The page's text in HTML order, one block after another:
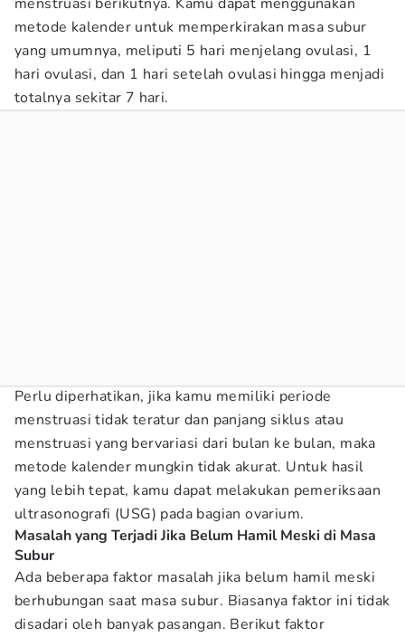
metode kalender untuk memperkirakan masa subur
yang umumnya, meliputi 5 hari menjelang ovulasi, 1
hari ovulasi, dan 1 hari setelah ovulasi hingga menjadi
totalnya sekitar 7 hari.
Perlu diperhatikan, jika kamu memiliki periode
menstruasi tidak teratur dan panjang siklus atau
menstruasi yang bervariasi dari bulan ke bulan, maka
metode kalender mungkin tidak akurat. Untuk hasil
yang lebih tepat, kamu dapat melakukan pemeriksaan
ultrasonografi (USG) pada bagian ovarium.
Masalah yang Terjadi Jika Belum Hamil Meski di Masa
Subur
Ada beberapa faktor masalah jika belum hamil meski
berhubungan saat masa subur. Biasanya faktor ini tidak
disadari oleh banyak pasangan. Berikut faktor